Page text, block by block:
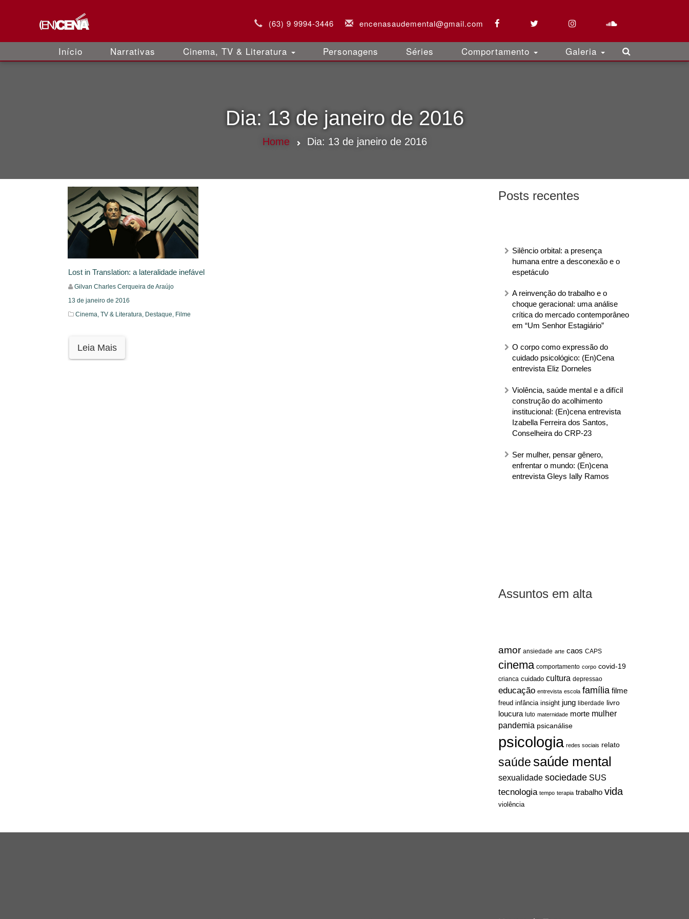
(63) 9 9994-3446 encenasaudemental@gmail.com
Início Narrativas Cinema, TV & Literatura Personagens Séries Comportamento Galeria
Dia: 13 de janeiro de 2016
Home Dia: 13 de janeiro de 2016
Posts recentes
Silêncio orbital: a presença
humana entre a desconexão e o
espetáculo
A reinvenção do trabalho e o
choque geracional: uma análise
crítica do mercado contemporâneo
em “Um Senhor Estagiário”
O corpo como expressão do
cuidado psicológico: (En)Cena
entrevista Eliz Dorneles
Violência, saúde mental e a difícil
construção do acolhimento
institucional: (En)cena entrevista
Izabella Ferreira dos Santos,
Conselheira do CRP-23
Ser mulher, pensar gênero,
enfrentar o mundo: (En)cena
entrevista Gleys Ially Ramos
Assuntos em alta
amor ansiedade arte caos CAPS
cinema comportamento corpo covid-19
crianca cuidado cultura depressao
educação entrevista escola família filme
freud infância insight jung liberdade livro
loucura luto maternidade morte mulher
pandemia psicanálise
psicologia redes sociais relato
saúdesaúde mental
sexualidade sociedade SUS
tecnologia tempo terapia trabalho vida
violência
Lost in Translation: a lateralidade inefável
Gilvan Charles Cerqueira de Araújo
13 de janeiro de 2016
Cinema, TV & Literatura, Destaque, Filme
Leia Mais